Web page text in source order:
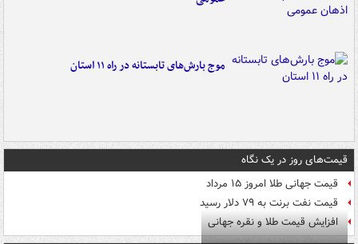
موج بارش‌های تابستانه در راه ۱۱ استان
قیمت‌های روز در یک نگاه
قیمت جهانی طلا امروز ۱۵ مرداد
قیمت نفت برنت به ۷۹ دلار رسید
افزایش قیمت طلا و نقره جهانی